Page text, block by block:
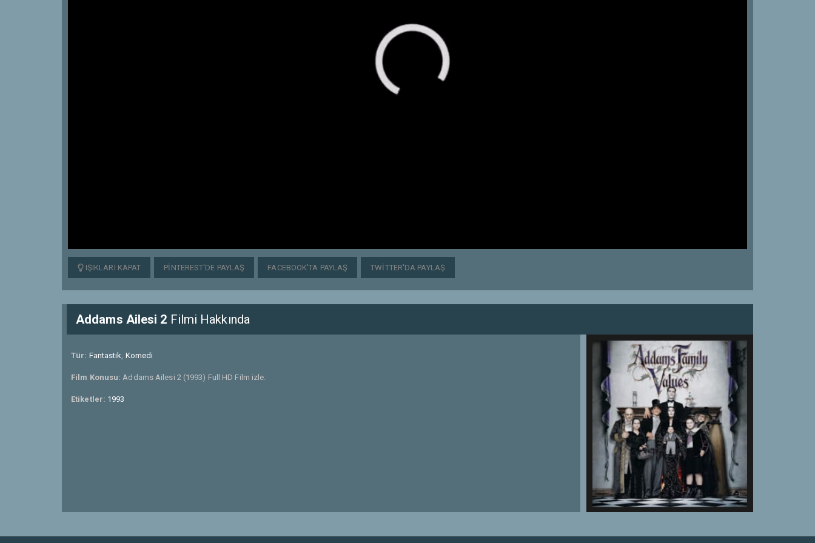
IŞIKLARI KAPAT PINTEREST'DE PAYLAŞ FACEBOOK'TA PAYLAŞ TWITTER'DA PAYLAŞ
Addams Ailesi 2 Filmi Hakkında
Tür: Fantastik, Komedi
Film Konusu:Addams Ailesi 2 (1993) Full HD Film izle.
Etiketler: 1993